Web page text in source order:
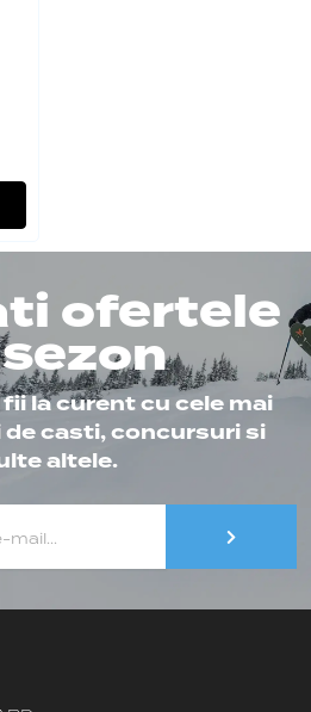
ofertele
la curent cu cele mai
casti, concursuri si
altele.